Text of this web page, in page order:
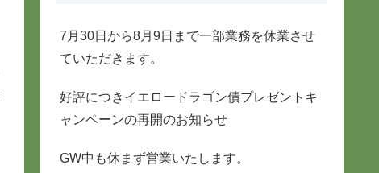
7月30日から8月9日まで一部業務を休業させ
ていただきます。
好評につきイエロードラゴン債プレゼントキ
ャンペーンの再開のお知らせ
GW中も休まず営業いたします。